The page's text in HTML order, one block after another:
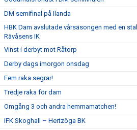
DM semifinal på Ilanda
HBK Dam avslutade vårsäsongen med en
Rävåsens IK
Vinst i derbyt mot Råtorp
Derby dags imorgon onsdag
Fem raka segrar!
Tredje raka för dam
Omgång 3 och andra hemmamatchen!
IFK Skoghall – Hertzöga BK